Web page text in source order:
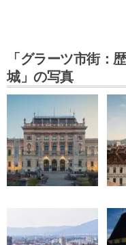
「グラーツ市街：
城」の写真